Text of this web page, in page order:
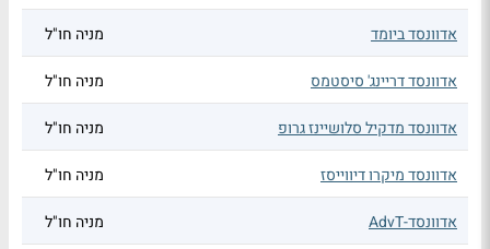
אדוונסד ביומד מניה חו"ל
אדוונסד דריינג' סיסטמס מניה חו"ל
אדוונסד מדקיל סלושיינז גרופ מניה חו"ל
אדוונסד מיקרו דיווייסז מניה חו"ל
אדוונסד-AdvT מניה חו"ל